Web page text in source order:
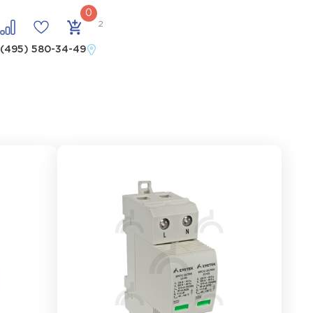
(495) 580-34-49
полюсов 2